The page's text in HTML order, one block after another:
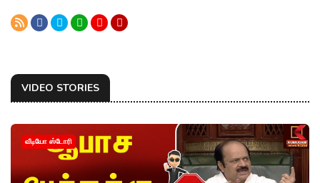
VIDEO STORIES
வீடியோ ஸ்டோரி